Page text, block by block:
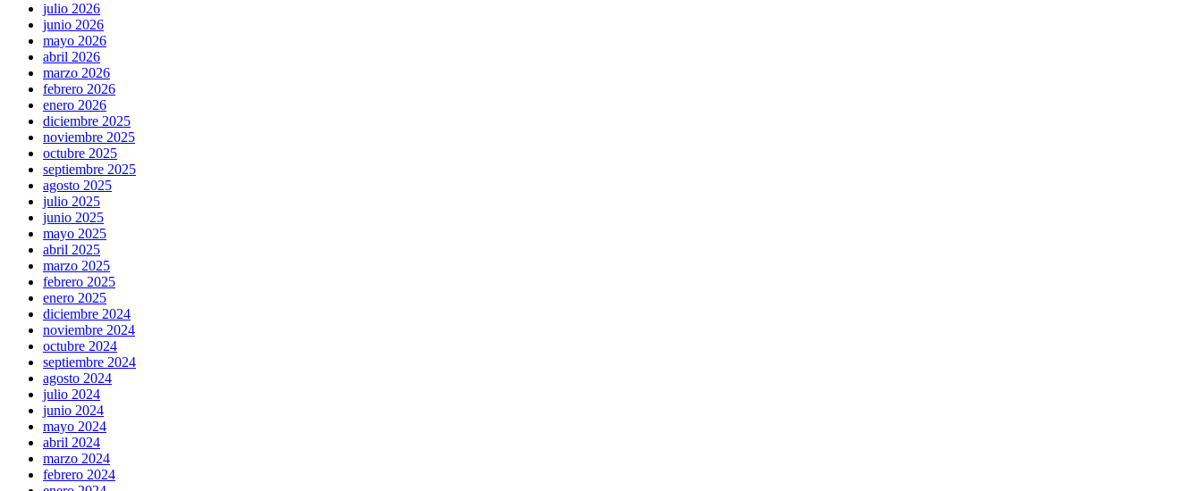
julio 2026
junio 2026
mayo 2026
abril 2026
marzo 2026
febrero 2026
enero 2026
diciembre 2025
noviembre 2025
octubre 2025
septiembre 2025
agosto 2025
julio 2025
junio 2025
mayo 2025
abril 2025
marzo 2025
febrero 2025
enero 2025
diciembre 2024
noviembre 2024
octubre 2024
septiembre 2024
agosto 2024
julio 2024
junio 2024
mayo 2024
abril 2024
marzo 2024
febrero 2024